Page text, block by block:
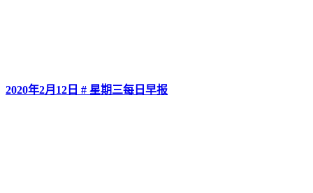
2020年2月12日 # 星期三每日早报